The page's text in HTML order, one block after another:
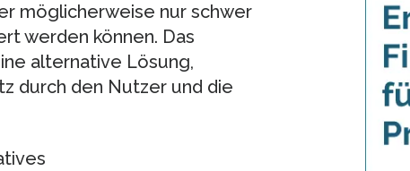
möglicherweise nur schwer
werden können. Das
alternative Lösung,
durch den Nutzer und die